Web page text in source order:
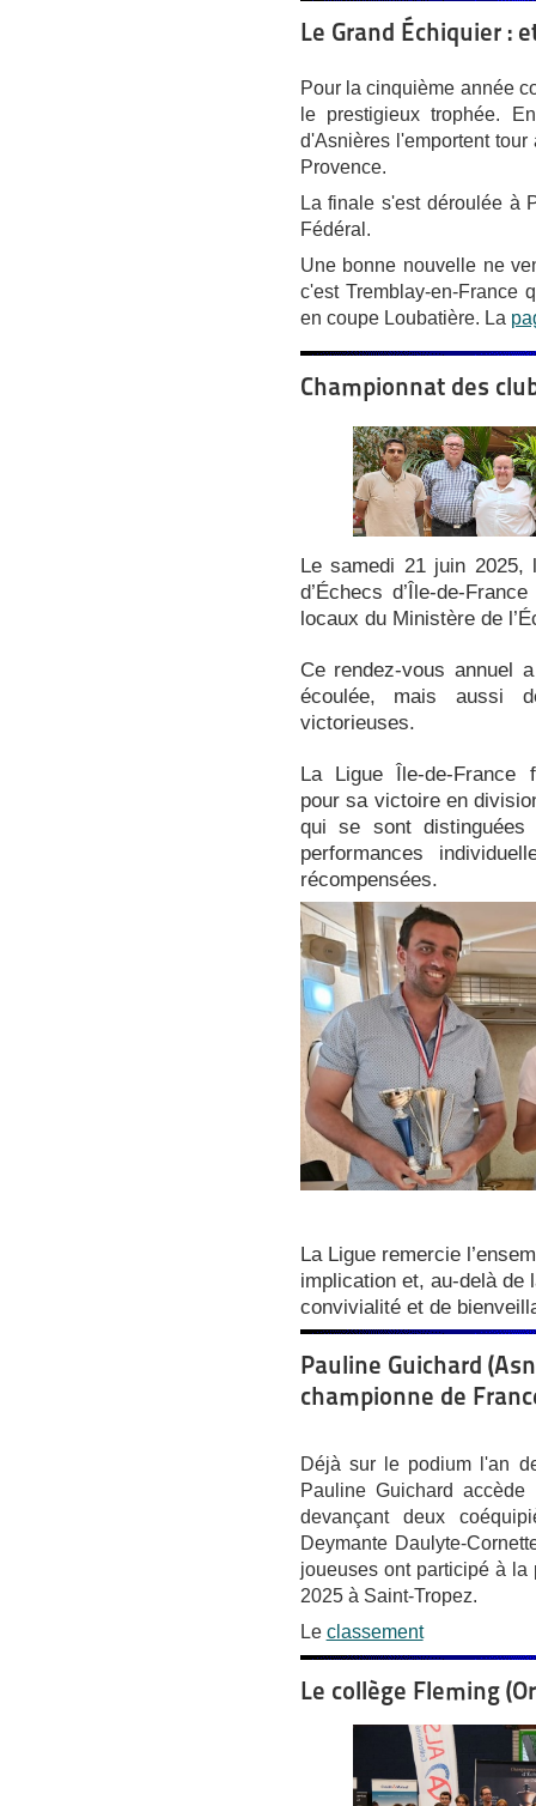
Le Grand Échiquier :
Pour la cinquième année
le prestigieux trophée.
d'Asnières l'emportent
Provence.
La finale s'est déroulée à
Fédéral.
Une bonne nouvelle ne
c'est Tremblay-en-France
en coupe Loubatière. La
Championnat des
Le samedi 21 juin 2025,
d’Échecs d’Île-de-
locaux du Ministère de
Ce rendez-vous annuel
écoulée, mais aussi
victorieuses.
La Ligue Île-de-France
pour sa victoire en
qui se sont
performances
récompensées.
La Ligue remercie
implication et, au-delà de
convivialité et de
Pauline Guichard
championne de
Déjà sur le podium l'an
Pauline Guichard
devançant deux
Deymante Daulyte-
joueuses ont participé à
2025 à Saint-Tropez.
Le classement
Le collège Fleming